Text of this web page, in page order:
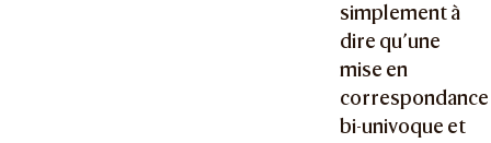
simplement à
dire qu’une
mise en
correspondance
bi-univoque et